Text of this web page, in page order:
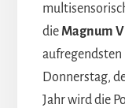
dieMagnum
aufregendsten
Donnerstag,
Jahr wird die